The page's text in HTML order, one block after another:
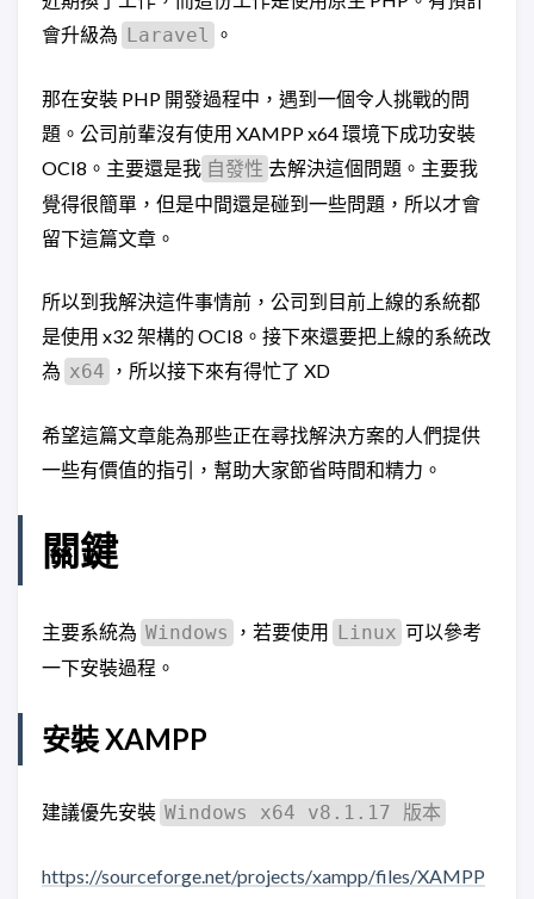
會升級為 Laravel 。
那在安裝 PHP 開發過程中，遇到一個令人挑戰的問
題。公司前輩沒有使用 XAMPP x64 環境下成功安裝
OCI8。主要還是我 自發性 去解決這個問題。主要我
覺得很簡單，但是中間還是碰到一些問題，所以才會
留下這篇文章。
所以到我解決這件事情前，公司到目前上線的系統都
是使用 x32 架構的 OCI8。接下來還要把上線的系統改
為 x64 ，所以接下來有得忙了 XD
希望這篇文章能為那些正在尋找解決方案的人們提供
一些有價值的指引，幫助大家節省時間和精力。
關鍵
主要系統為 Windows ，若要使用 Linux 可以參考
一下安裝過程。
安裝 XAMPP
建議優先安裝 Windows x64 v8.1.17 版本
https://sourceforge.net/projects/xampp/files/XAMPP